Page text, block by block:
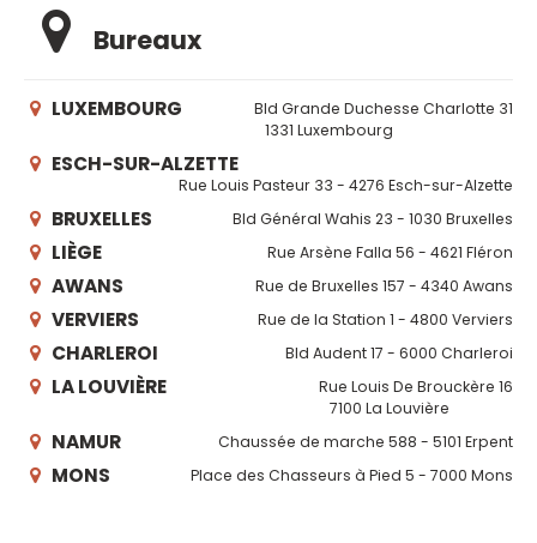
Bureaux
LUXEMBOURG
Bld Grande Duchesse Charlotte 31
1331 Luxembourg
ESCH-SUR-ALZETTE
Rue Louis Pasteur 33 - 4276 Esch-sur-Alzette
BRUXELLES Bld Général Wahis 23 - 1030 Bruxelles
LIÈGE Rue Arsène Falla 56 - 4621 Fléron
AWANS Rue de Bruxelles 157 - 4340 Awans
VERVIERS Rue de la Station 1 - 4800 Verviers
CHARLEROI Bld Audent 17 - 6000 Charleroi
LA LOUVIÈRE
Rue Louis De Brouckère 16
7100 La Louvière
NAMUR Chaussée de marche 588 - 5101 Erpent
MONS Place des Chasseurs à Pied 5 - 7000 Mons